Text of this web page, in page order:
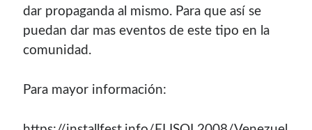
dar propaganda al mismo. Para que así­ se
puedan dar mas eventos de este tipo en la
comunidad.
Para mayor información: